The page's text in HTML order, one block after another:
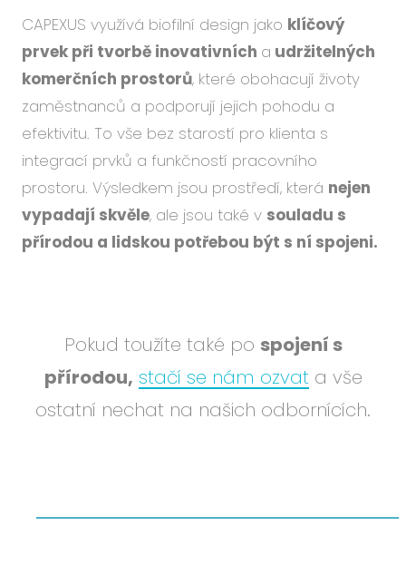
CAPEXUS využívá biofilní design jako klíčový
prvek při tvorbě inovativních a udržitelných
komerčních prostorů, které obohacují životy
zaměstnanců a podporují jejich pohodu a
efektivitu. To vše bez starostí pro klienta s
integrací prvků a funkčností pracovního
prostoru. Výsledkem jsou prostředí, která nejen
vypadají skvěle, ale jsou také v souladu s
přírodou a lidskou potřebou být s ní spojeni.
Pokud toužíte také po spojení s
přírodou, stačí se nám ozvata vše
ostatní nechat na našich odbornících.